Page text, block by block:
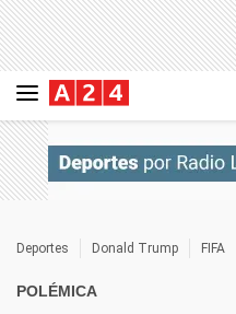
Deportes Donald Trump FIFA
POLÉMICA